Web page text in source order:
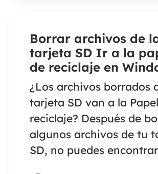
Borrar archivos de
tarjeta SD Ir a la
de reciclaje en
¿Los archivos borrados
tarjeta SD van a la
reciclaje? Después de
algunos archivos de tu
SD, no puedes